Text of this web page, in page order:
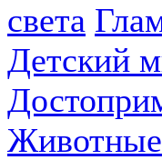
света
Детский
Животные